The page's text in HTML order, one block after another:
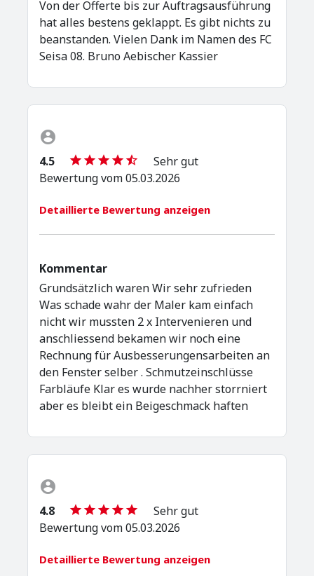
Von der Offerte bis zur Auftragsausführung
hat alles bestens geklappt. Es gibt nichts zu
beanstanden. Vielen Dank im Namen des FC
Seisa 08. Bruno Aebischer Kassier
4.5
Sehr gut
Bewertung vom 05.03.2026
Detaillierte Bewertung anzeigen
Kommentar
Grundsätzlich waren Wir sehr zufrieden
Was schade wahr der Maler kam einfach
nicht wir mussten 2 x Intervenieren und
anschliessend bekamen wir noch eine
Rechnung für Ausbesserungensarbeiten an
den Fenster selber . Schmutzeinschlüsse
Farbläufe Klar es wurde nachher storrniert
aber es bleibt ein Beigeschmack haften
4.8
Sehr gut
Bewertung vom 05.03.2026
Detaillierte Bewertung anzeigen